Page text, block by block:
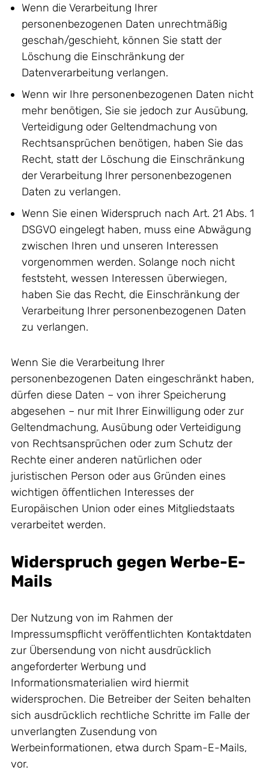
Wenn die Verarbeitung Ihrer
personenbezogenen Daten unrechtmäßig
geschah/geschieht, können Sie statt der
Löschung die Einschränkung der
Datenverarbeitung verlangen.
Wenn wir Ihre personenbezogenen Daten nicht
mehr benötigen, Sie sie jedoch zur Ausübung,
Verteidigung oder Geltendmachung von
Rechtsansprüchen benötigen, haben Sie das
Recht, statt der Löschung die Einschränkung
der Verarbeitung Ihrer personenbezogenen
Daten zu verlangen.
Wenn Sie einen Widerspruch nach Art. 21 Abs. 1
DSGVO eingelegt haben, muss eine Abwägung
zwischen Ihren und unseren Interessen
vorgenommen werden. Solange noch nicht
feststeht, wessen Interessen überwiegen,
haben Sie das Recht, die Einschränkung der
Verarbeitung Ihrer personenbezogenen Daten
zu verlangen.
Wenn Sie die Verarbeitung Ihrer
personenbezogenen Daten eingeschränkt haben,
dürfen diese Daten – von ihrer Speicherung
abgesehen – nur mit Ihrer Einwilligung oder zur
Geltendmachung, Ausübung oder Verteidigung
von Rechtsansprüchen oder zum Schutz der
Rechte einer anderen natürlichen oder
juristischen Person oder aus Gründen eines
wichtigen öffentlichen Interesses der
Europäischen Union oder eines Mitgliedstaats
verarbeitet werden.
Widerspruch gegen Werbe-E-
Mails
Der Nutzung von im Rahmen der
Impressumspflicht veröffentlichten Kontaktdaten
zur Übersendung von nicht ausdrücklich
angeforderter Werbung und
Informationsmaterialien wird hiermit
widersprochen. Die Betreiber der Seiten behalten
sich ausdrücklich rechtliche Schritte im Falle der
unverlangten Zusendung von
Werbeinformationen, etwa durch Spam-E-Mails,
vor.